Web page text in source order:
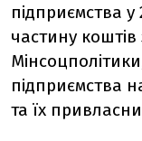
підприємства
частину
підприємства
та їх